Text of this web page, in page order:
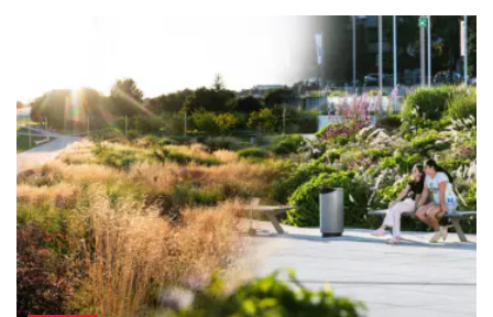
laiku pastebėti kilusį gaisro pavojų. Asmenims,
turintiems klausos sutrikimų, įprasti dūmų
detektorių garsiniai signalai gali būti
nepakankamai veiksmingi, todėl modernūs „X-
Sense“ įrenginiai taps ypač svarbia pagalbos
priemone. Šie dūmų detektoriai pasižymi ne tik
jautriu dūmų aptikimu, bet ir papildomomis
funkcijomis, kurios yra itin naudingos žmonėms,
turintiems klausos negalią. Aptikę dūmus, jie
skleidžia ryškų šviesos signalą, o išmaniosios